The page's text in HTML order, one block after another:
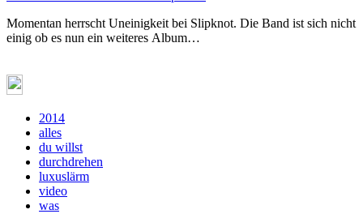
Momentan herrscht Uneinigkeit bei Slipknot. Die Band ist sich nicht
einig ob es nun ein weiteres Album…
2014
alles
du willst
durchdrehen
luxuslärm
video
was